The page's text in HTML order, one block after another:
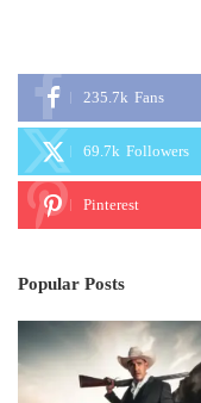
235.7k Fans
69.7k Followers
Pinterest
Popular Posts